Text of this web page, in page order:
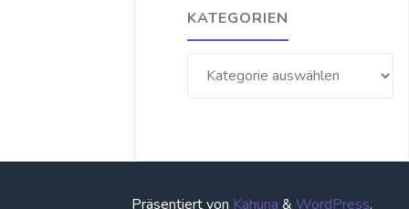
KATEGORIEN
Präsentiert von Kahuna & WordPress.